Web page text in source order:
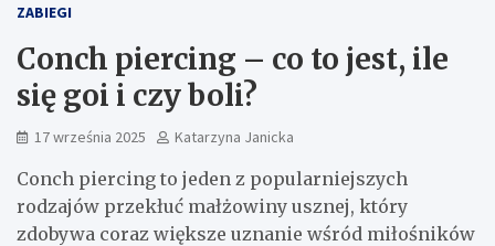
ZABIEGI
Conch piercing – co to jest, ile
się goi i czy boli?
17 września 2025 Katarzyna Janicka
Conch piercing to jeden z popularniejszych
rodzajów przekłuć małżowiny usznej, który
zdobywa coraz większe uznanie wśród miłośników